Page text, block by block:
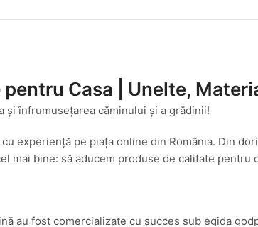
Casa | Unelte,
înfrumusețarea căminului și a grădinii!
experiență pe piața online din România. Din
mai bine: să aducem produse de calitate pentru
au fost comercializate cu succes sub egida